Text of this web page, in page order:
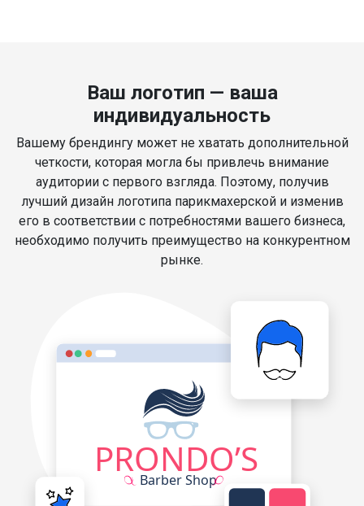
Ваш логотип — ваша
индивидуальность
Вашему брендингу может не хватать дополнительной
четкости, которая могла бы привлечь внимание
аудитории с первого взгляда. Поэтому, получив
лучший дизайн логотипа парикмахерской и изменив
его в соответствии с потребностями вашего бизнеса,
необходимо получить преимущество на конкурентном
рынке.